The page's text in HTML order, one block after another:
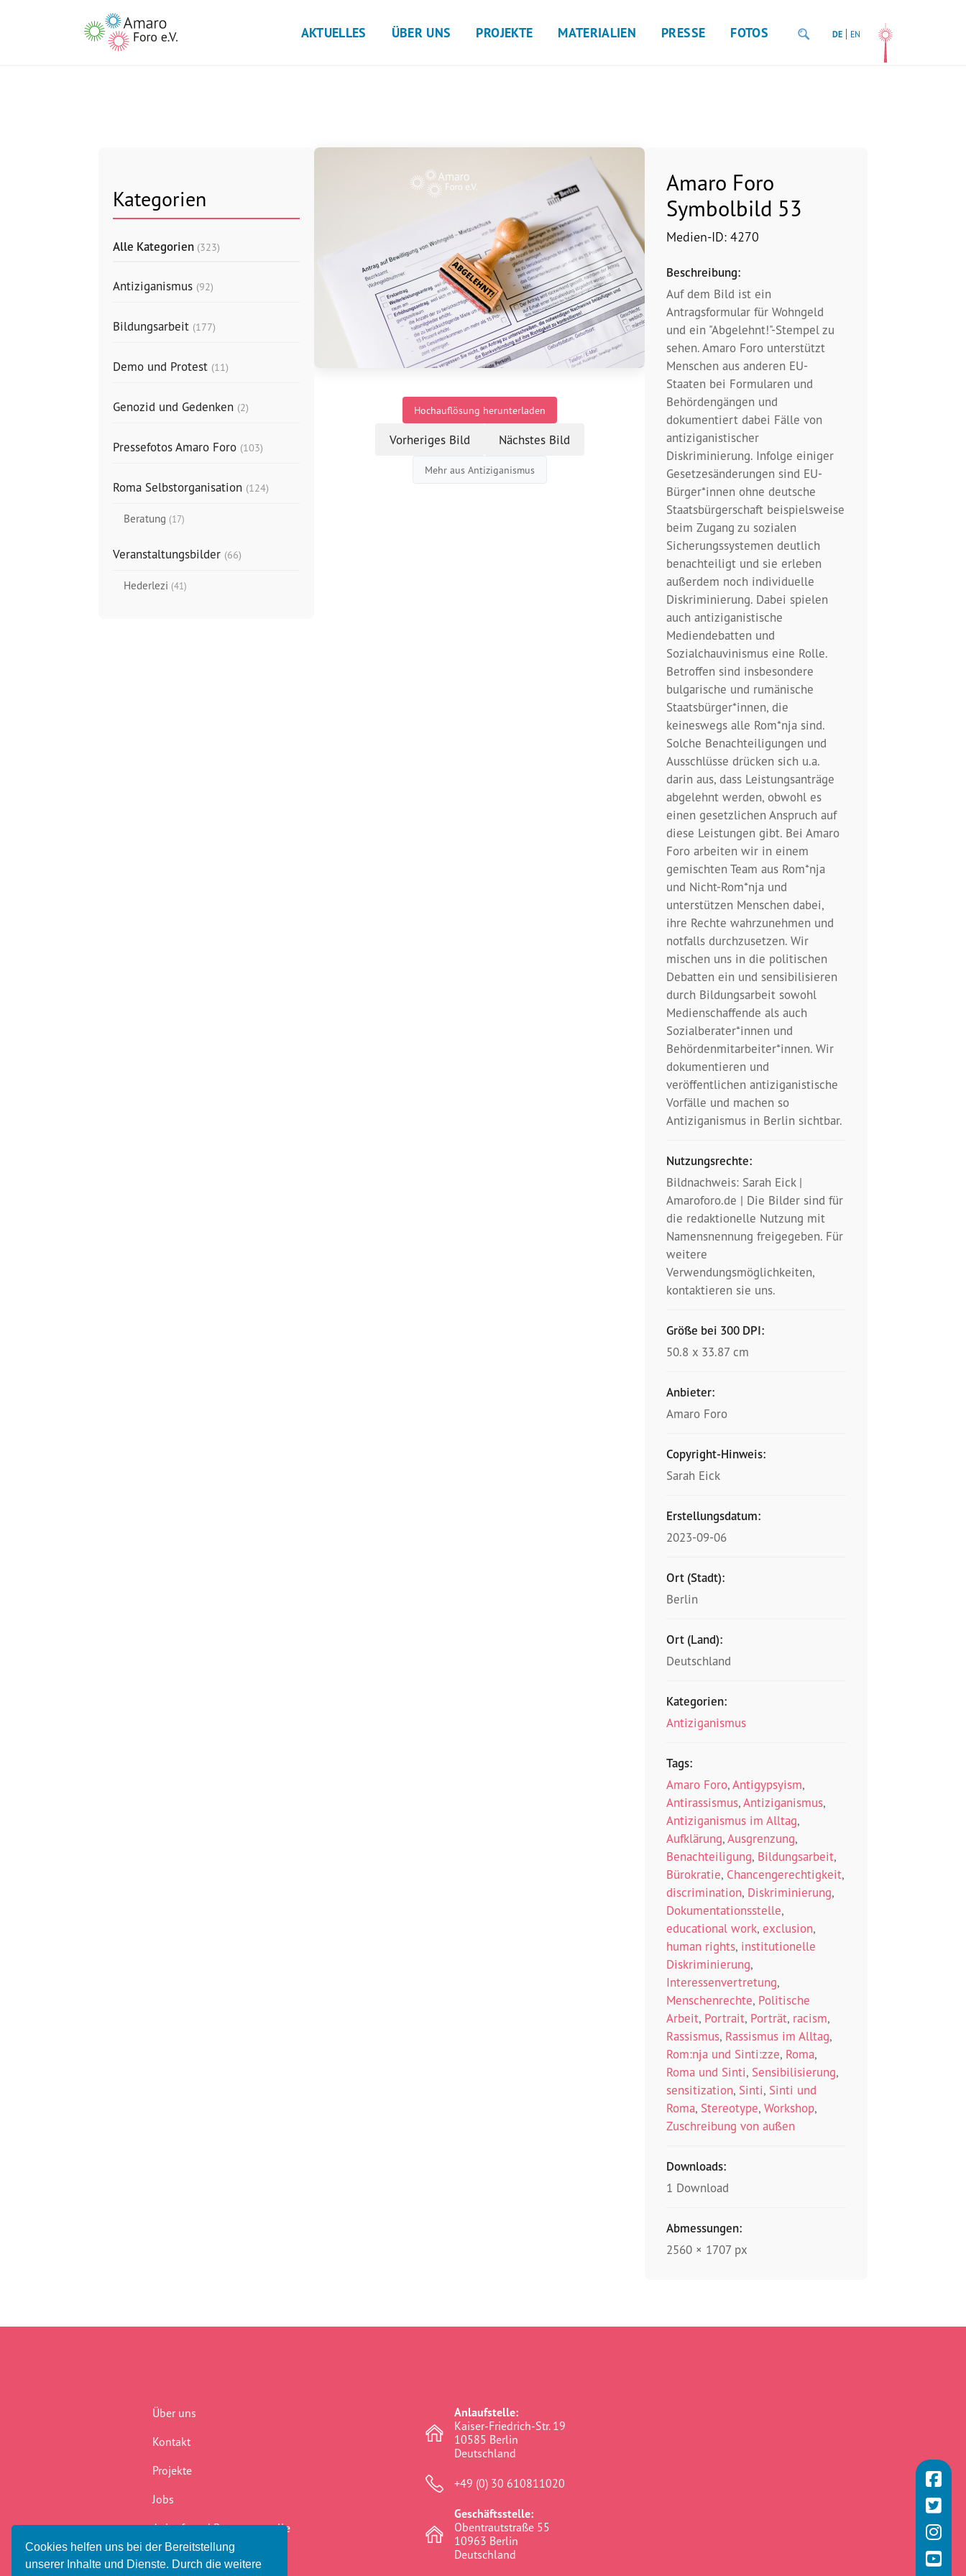
Cookies helfen uns bei der Bereitstellung
unserer Inhalte und Dienste. Durch die weitere
AKTUELLES ÜBER UNS PROJEKTE MATERIALIEN PRESSE FOTOS DE EN
Kategorien
Alle Kategorien (323)
Antiziganismus (92)
Bildungsarbeit (177)
Demo und Protest (11)
Genozid und Gedenken (2)
Pressefotos Amaro Foro (103)
Roma Selbstorganisation (124)
Beratung (17)
Veranstaltungsbilder (66)
Hederlezi (41)
Hochauflösung herunterladen
Vorheriges Bild Nächstes Bild
Mehr aus Antiziganismus
Amaro Foro
Symbolbild 53
Medien-ID: 4270
Beschreibung:
Auf dem Bild ist ein
Antragsformular für Wohngeld
und ein "Abgelehnt!"-Stempel zu
sehen. Amaro Foro unterstützt
Menschen aus anderen EU-
Staaten bei Formularen und
Behördengängen und
dokumentiert dabei Fälle von
antiziganistischer
Diskriminierung. Infolge einiger
Gesetzesänderungen sind EU-
Bürger*innen ohne deutsche
Staatsbürgerschaft beispielsweise
beim Zugang zu sozialen
Sicherungssystemen deutlich
benachteiligt und sie erleben
außerdem noch individuelle
Diskriminierung. Dabei spielen
auch antiziganistische
Mediendebatten und
Sozialchauvinismus eine Rolle.
Betroffen sind insbesondere
bulgarische und rumänische
Staatsbürger*innen, die
keineswegs alle Rom*nja sind.
Solche Benachteiligungen und
Ausschlüsse drücken sich u.a.
darin aus, dass Leistungsanträge
abgelehnt werden, obwohl es
einen gesetzlichen Anspruch auf
diese Leistungen gibt. Bei Amaro
Foro arbeiten wir in einem
gemischten Team aus Rom*nja
und Nicht-Rom*nja und
unterstützen Menschen dabei,
ihre Rechte wahrzunehmen und
notfalls durchzusetzen. Wir
mischen uns in die politischen
Debatten ein und sensibilisieren
durch Bildungsarbeit sowohl
Medienschaffende als auch
Sozialberater*innen und
Behördenmitarbeiter*innen. Wir
dokumentieren und
veröffentlichen antiziganistische
Vorfälle und machen so
Antiziganismus in Berlin sichtbar.
Nutzungsrechte:
Bildnachweis: Sarah Eick |
Amaroforo.de | Die Bilder sind für
die redaktionelle Nutzung mit
Namensnennung freigegeben. Für
weitere
Verwendungsmöglichkeiten,
kontaktieren sie uns.
Größe bei 300 DPI:
50.8 x 33.87 cm
Anbieter:
Amaro Foro
Copyright-Hinweis:
Sarah Eick
Erstellungsdatum:
2023-09-06
Ort (Stadt):
Berlin
Ort (Land):
Deutschland
Kategorien:
Antiziganismus
Tags:
Amaro Foro,Antigypsyism,
Antirassismus,Antiziganismus,
Antiziganismus im Alltag,
Aufklärung,Ausgrenzung,
Benachteiligung, Bildungsarbeit,
Bürokratie, Chancengerechtigkeit,
discrimination, Diskriminierung,
Dokumentationsstelle,
educational work, exclusion,
human rights, institutionelle
Diskriminierung,
Interessenvertretung,
Menschenrechte, Politische
Arbeit, Portrait, Porträt, racism,
Rassismus, Rassismus im Alltag,
Rom:nja und Sinti:zze, Roma,
Roma und Sinti, Sensibilisierung,
sensitization, Sinti, Sinti und
Roma, Stereotype, Workshop,
Zuschreibung von außen
Downloads:
1 Download
Abmessungen:
2560 × 1707 px
Über uns
Kontakt
Projekte
Jobs
Anlauf- und Beratungsstelle
Newsletter
Anlaufstelle:
Kaiser-Friedrich-Str. 19
10585 Berlin
Deutschland
+49 (0) 30 610811020
Geschäftsstelle:
Obentrautstraße 55
10963 Berlin
Deutschland